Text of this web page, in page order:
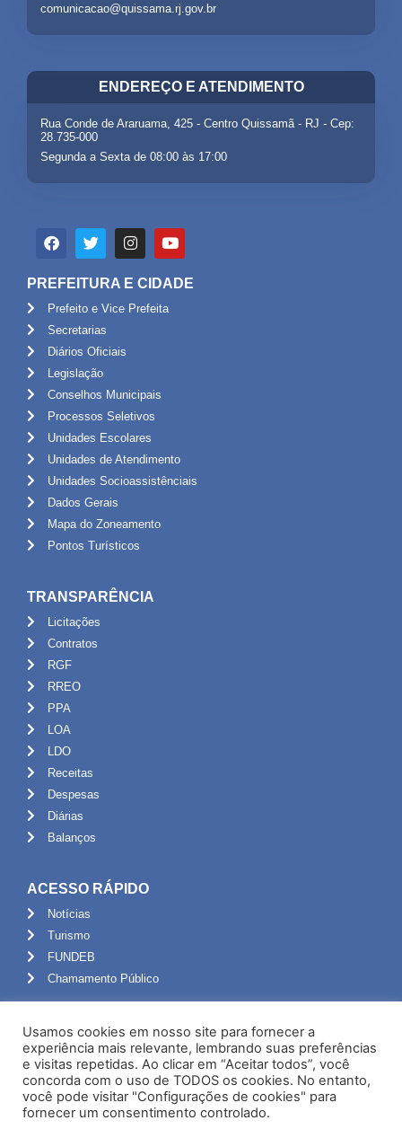
comunicacao@quissama.rj.gov.br
ENDEREÇO E ATENDIMENTO
Rua Conde de Araruama, 425 - Centro Quissamã - RJ - Cep:
28.735-000
Segunda a Sexta de 08:00 às 17:00
PREFEITURA E CIDADE
Prefeito e Vice Prefeita
Secretarias
Diários Oficiais
Legislação
Conselhos Municipais
Processos Seletivos
Unidades Escolares
Unidades de Atendimento
Unidades Socioassistênciais
Dados Gerais
Mapa do Zoneamento
Pontos Turísticos
TRANSPARÊNCIA
Licitações
Contratos
RGF
RREO
PPA
LOA
LDO
Receitas
Despesas
Diárias
Balanços
ACESSO RÁPIDO
Notícias
Turismo
FUNDEB
Chamamento Público
Portal do Servidor
Webmail
Administração
Usamos cookies em nosso site para fornecer a
experiência mais relevante, lembrando suas preferências
e visitas repetidas. Ao clicar em “Aceitar todos”, você
concorda com o uso de TODOS os cookies. No entanto,
você pode visitar "Configurações de cookies" para
fornecer um consentimento controlado.